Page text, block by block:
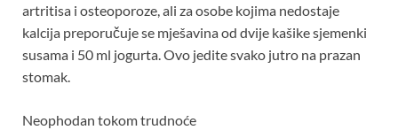
artritisa i osteoporoze, ali za osobe kojima nedostaje
kalcija preporučuje se mješavina od dvije kašike sjemenki
susama i 50 ml jogurta. Ovo jedite svako jutro na prazan
stomak.
Neophodan tokom trudnoće